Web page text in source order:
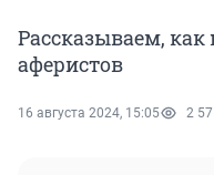
Рассказываем, как
аферистов
16 августа 2024, 15:05 2